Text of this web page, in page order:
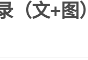
（文+图）